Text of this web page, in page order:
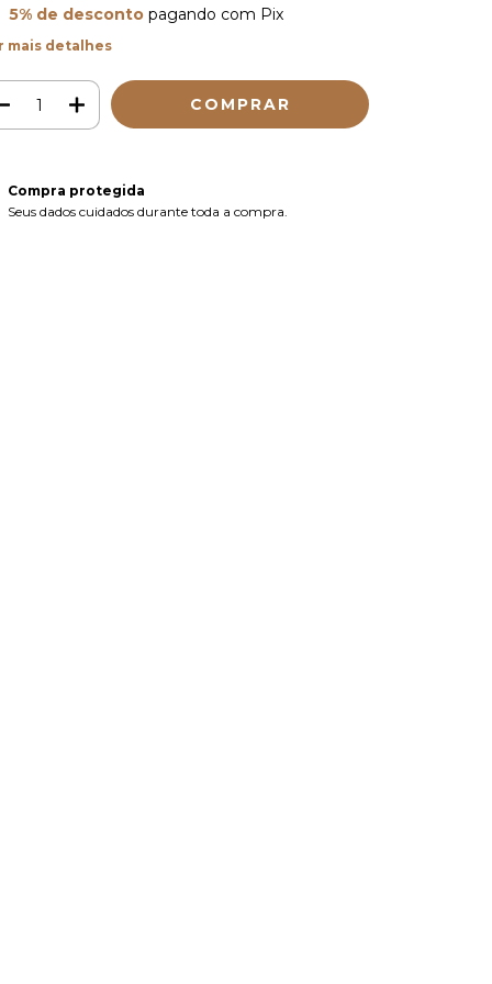
5% de descontopagando com Pix
mais detalhes
Compra protegida
Seus dados cuidados durante toda a compra.